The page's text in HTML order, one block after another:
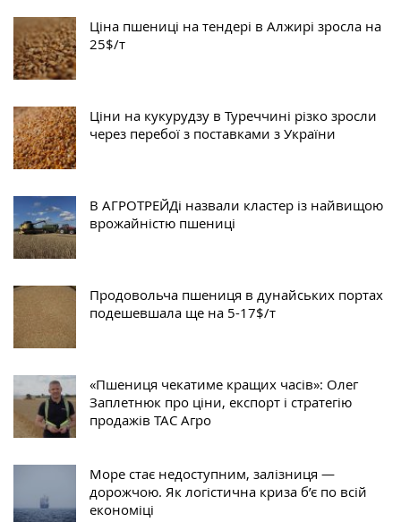
Ціна пшениці на тендері в Алжирі зросла на
25$/т
Ціни на кукурудзу в Туреччині різко зросли
через перебої з поставками з України
В АГРОТРЕЙДі назвали кластер із найвищою
врожайністю пшениці
Продовольча пшениця в дунайських портах
подешевшала ще на 5-17$/т
«Пшениця чекатиме кращих часів»: Олег
Заплетнюк про ціни, експорт і стратегію
продажів ТАС Агро
Море стає недоступним, залізниця —
дорожчою. Як логістична криза б’є по всій
економіці